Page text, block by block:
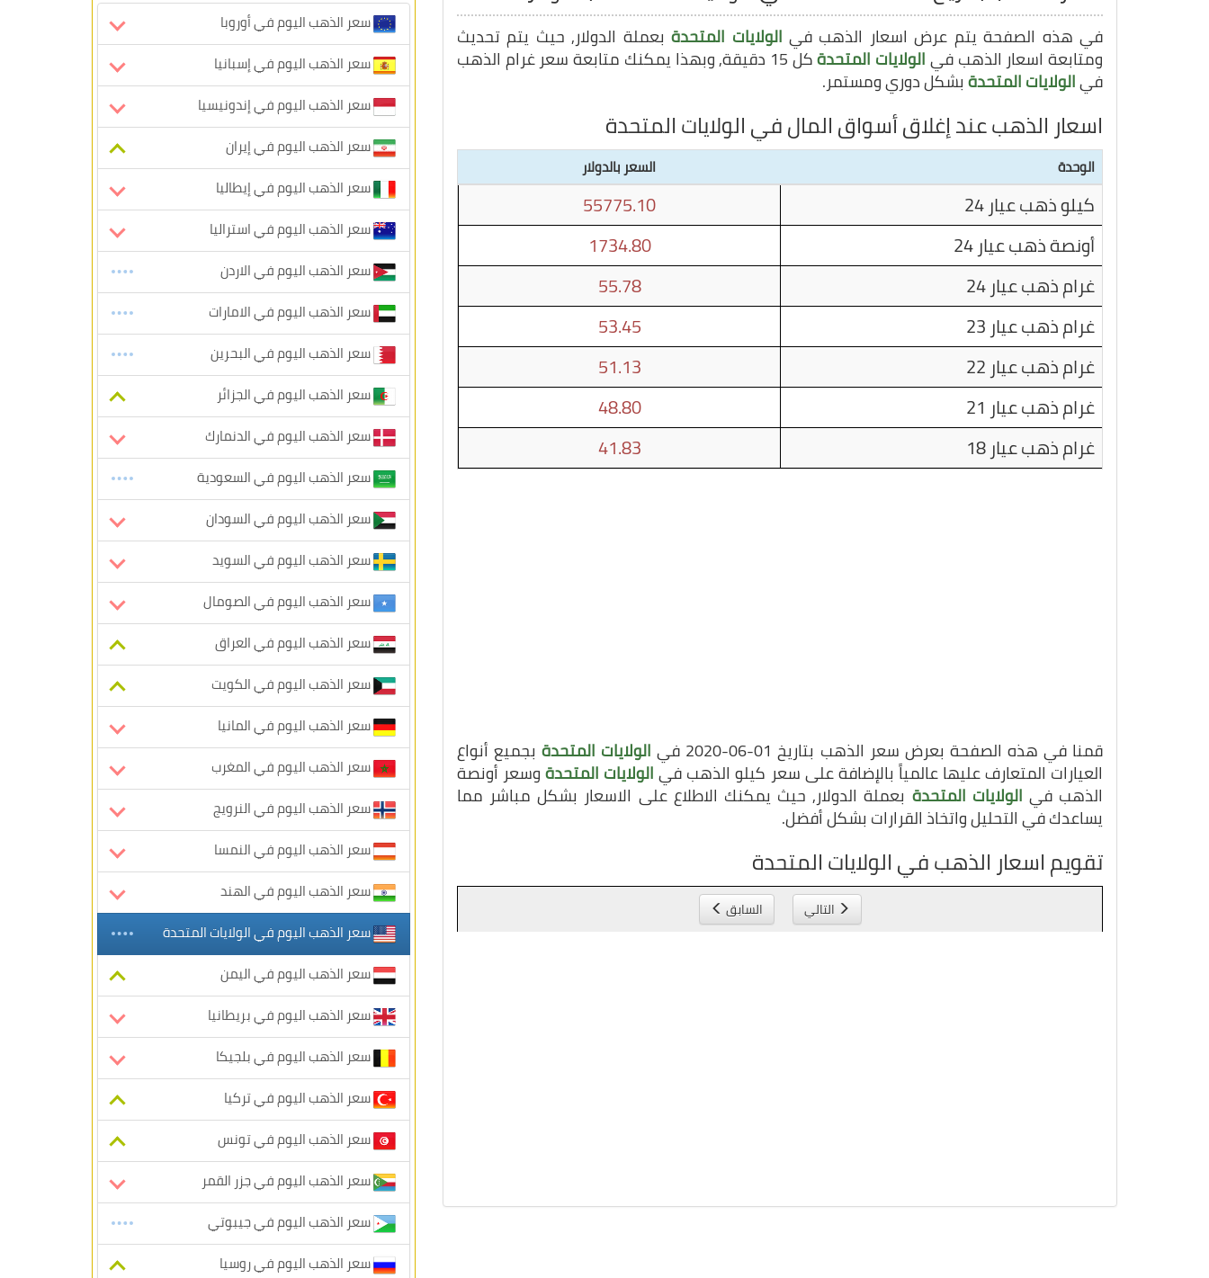
في هذه الصفحة يتم عرض اسعار الذهب في الولايات المتحدةبعملة الدولار, حيث يتم تحديث
ومتابعة اسعار الذهب فيالولايات المتحدة كل 15 دقيقة, وبهذا يمكنك متابعة سعر غرام الذهب
فيالولايات المتحدةبشكل دوري ومستمر.
اسعار الذهب عند إغلاق أسواق المال في الولايات المتحدة
الوحدة السعر بالدولار
كيلو ذهب عيار 24
55775.10
أونصة ذهب عيار 24
1734.80
غرام ذهب عيار 24
55.78
غرام ذهب عيار 23
53.45
غرام ذهب عيار 22
51.13
غرام ذهب عيار 21
48.80
غرام ذهب عيار 18
41.83
قمنا في هذه الصفحة بعرض سعر الذهب بتاريخ 01-06-2020 في الولايات المتحدةبجميع أنواع
العيارات المتعارف عليها عالمياً بالإضافة على سعر كيلو الذهب فيالولايات المتحدةوسعر أونصة
الذهب في الولايات المتحدة بعملة الدولار, حيث يمكنك الاطلاع على الاسعار بشكل مباشر مما
يساعدك في التحليل واتخاذ القرارات بشكل أفضل.
تقويم اسعار الذهب في الولايات المتحدة
التالي السابق
سعر الذهب اليوم في أوروبا
سعر الذهب اليوم في إسبانيا
سعر الذهب اليوم في إندونيسيا
سعر الذهب اليوم في إيران
سعر الذهب اليوم في إيطاليا
سعر الذهب اليوم في استراليا
سعر الذهب اليوم في الاردن
سعر الذهب اليوم في الامارات
سعر الذهب اليوم في البحرين
سعر الذهب اليوم في الجزائر
سعر الذهب اليوم في الدنمارك
سعر الذهب اليوم في السعودية
سعر الذهب اليوم في السودان
سعر الذهب اليوم في السويد
سعر الذهب اليوم في الصومال
سعر الذهب اليوم في العراق
سعر الذهب اليوم في الكويت
سعر الذهب اليوم في المانيا
سعر الذهب اليوم في المغرب
سعر الذهب اليوم في النرويج
سعر الذهب اليوم في النمسا
سعر الذهب اليوم في الهند
سعر الذهب اليوم في الولايات المتحدة
سعر الذهب اليوم في اليمن
سعر الذهب اليوم في بريطانيا
سعر الذهب اليوم في بلجيكا
سعر الذهب اليوم في تركيا
سعر الذهب اليوم في تونس
سعر الذهب اليوم في جزر القمر
سعر الذهب اليوم في جيبوتي
سعر الذهب اليوم في روسيا